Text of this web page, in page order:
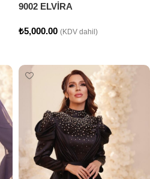
9002 ELVİRA
₺5,000.00 (KDV dahil)